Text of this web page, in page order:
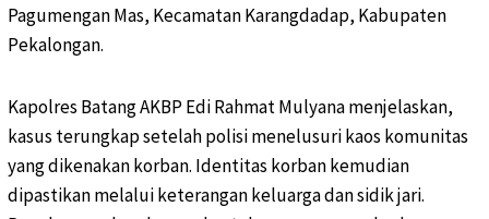
Pagumengan Mas, Kecamatan Karangdadap, Kabupaten
Pekalongan.
Kapolres Batang AKBP Edi Rahmat Mulyana menjelaskan,
kasus terungkap setelah polisi menelusuri kaos komunitas
yang dikenakan korban. Identitas korban kemudian
dipastikan melalui keterangan keluarga dan sidik jari.